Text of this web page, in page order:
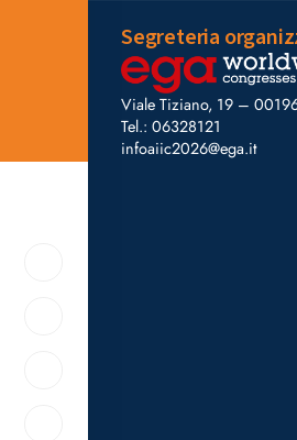
Segreteria
Viale Tiziano, 19 –
Tel.: 06328121
infoaiic2026@ega.it